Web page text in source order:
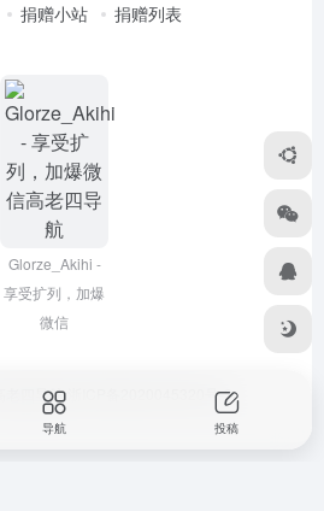
捐赠小站 捐赠列表
Glorze_Akihi -
享受扩列，加爆
微信
高老四导航 浙ICP备2020045320号-3
导航 投稿